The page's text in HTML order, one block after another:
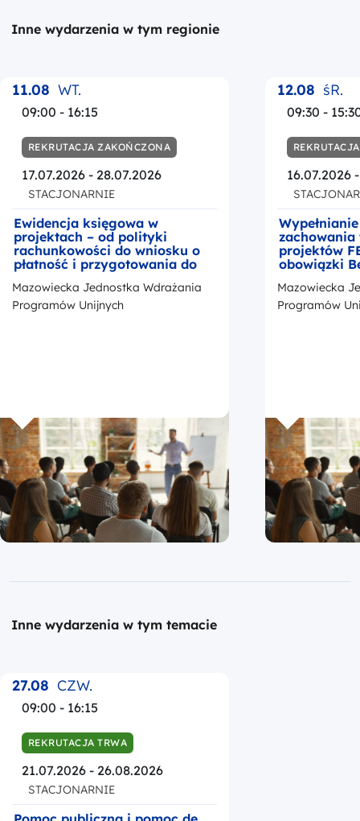
Inne wydarzenia w tym regionie
11.08 WT.
09:00 - 16:15
REKRUTACJA ZAKOŃCZONA
17.07.2026 - 28.07.2026
STACJONARNIE
Ewidencja księgowa w
projektach – od polityki
rachunkowości do wniosku o
płatność i przygotowania do
kontroli
Mazowiecka Jednostka Wdrażania
Programów Unijnych
12.08 śR.
09:30 -
16.07.2026
zachowania
projektów
obowiązki
okresie
z
promocji
Mazowiecka
Programów
Inne wydarzenia w tym temacie
27.08 CZW.
09:00 - 16:15
REKRUTACJA TRWA
21.07.2026 - 26.08.2026
STACJONARNIE